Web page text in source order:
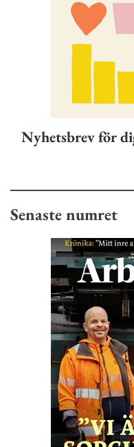
Nyhetsbrev för
Senaste numret